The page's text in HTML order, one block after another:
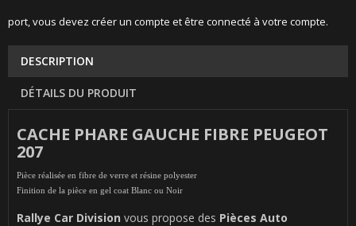
port, vous devez créer un compte et être connecté à votre compte.
DESCRIPTION
DÉTAILS DU PRODUIT
CACHE PHARE GAUCHE FIBRE PEUGEOT
207
Pièce réalisée en fibre de verre et résine polyester
Finition de la pièce en gel coat Blanc ou Noir
Rallye Car Division vous propose des Pièces Auto